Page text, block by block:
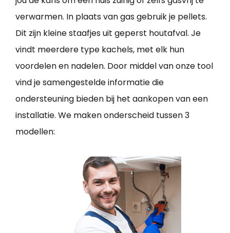
verwarmen. In plaats van gas gebruik je pellets.
Dit zijn kleine staafjes uit geperst houtafval. Je
vindt meerdere type kachels, met elk hun
voordelen en nadelen. Door middel van onze tool
vind je samengestelde informatie die
ondersteuning bieden bij het aankopen van een
installatie. We maken onderscheid tussen 3
modellen: